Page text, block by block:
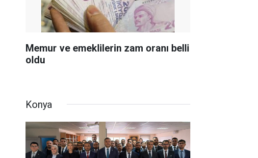
Memur ve emeklilerin zam oranı belli
oldu
Konya